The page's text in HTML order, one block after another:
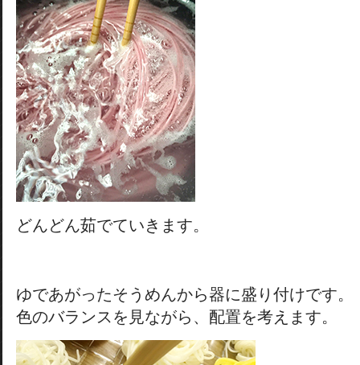
どんどん茹でていきます。
ゆであがったそうめんから器に盛り付けです。
色のバランスを見ながら、配置を考えます。